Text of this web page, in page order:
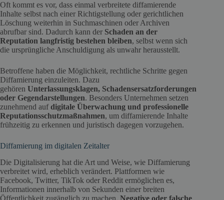
Oft kommt es vor, dass einmal verbreitete diffamierende
Inhalte selbst nach einer Richtigstellung oder gerichtlichen
Löschung weiterhin in Suchmaschinen oder Archiven
abrufbar sind. Dadurch kann der Schaden an der
Reputation langfristig bestehen bleiben, selbst wenn sich
die ursprüngliche Anschuldigung als unwahr herausstellt.
Betroffene haben die Möglichkeit, rechtliche Schritte gegen
Diffamierung einzuleiten. Dazu
gehören Unterlassungsklagen, Schadensersatzforderungen
oder Gegendarstellungen. Besonders Unternehmen setzen
zunehmend aufdigitale Überwachung und professionelle
Reputationsschutzmaßnahmen, um diffamierende Inhalte
frühzeitig zu erkennen und juristisch dagegen vorzugehen.
Diffamierung im digitalen Zeitalter
Die Digitalisierung hat die Art und Weise, wie Diffamierung
verbreitet wird, erheblich verändert. Plattformen wie
Facebook, Twitter, TikTok oder Reddit ermöglichen es,
Informationen innerhalb von Sekunden einer breiten
Öffentlichkeit zugänglich zu machen. Negative oder falsche